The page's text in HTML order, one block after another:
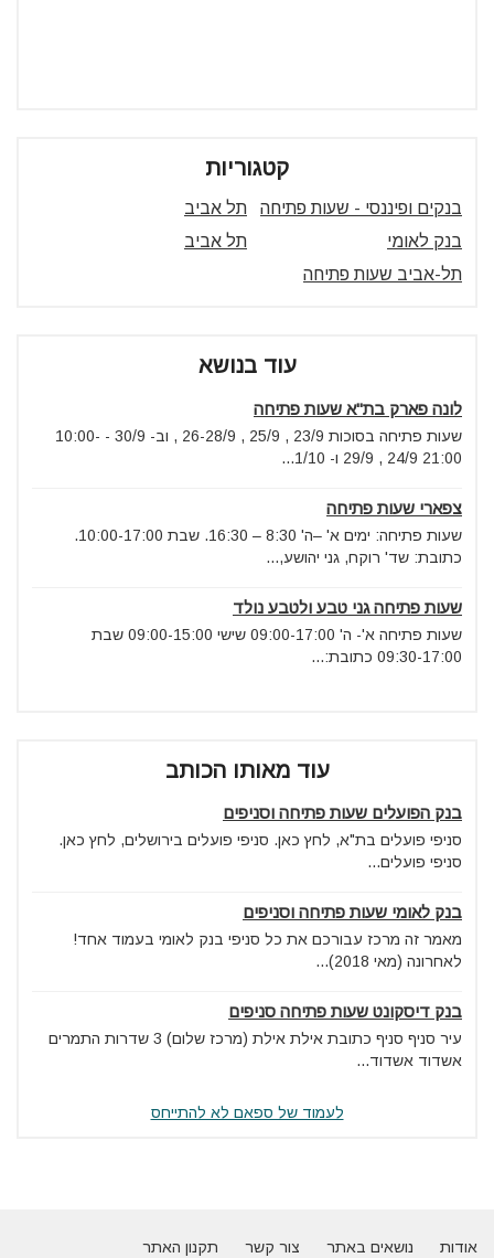
קטגוריות
בנקים ופיננסי - שעות פתיחה
תל אביב
בנק לאומי
תל אביב
תל-אביב שעות פתיחה
עוד בנושא
לונה פארק בת"א שעות פתיחה
שעות פתיחה בסוכות 23/9 , 25/9 , 26-28/9 , וב- 30/9 - 10:00-
21:00 24/9 , 29/9 ו- 1/10...
צפארי שעות פתיחה
שעות פתיחה: ימים א' –ה' 8:30 – 16:30. שבת 10:00-17:00.
כתובת: שד' רוקח, גני יהושע,...
שעות פתיחה גני טבע ולטבע נולד
שעות פתיחה א'- ה' 09:00-17:00 שישי 09:00-15:00 שבת
09:30-17:00 כתובת:...
עוד מאותו הכותב
בנק הפועלים שעות פתיחה וסניפים
סניפי פועלים בת"א, לחץ כאן. סניפי פועלים בירושלים, לחץ כאן.
סניפי פועלים...
בנק לאומי שעות פתיחה וסניפים
מאמר זה מרכז עבורכם את כל סניפי בנק לאומי בעמוד אחד!
לאחרונה (מאי 2018)...
בנק דיסקונט שעות פתיחה סניפים
עיר סניף סניף כתובת אילת אילת (מרכז שלום) 3 שדרות התמרים
אשדוד אשדוד...
לעמוד של ספאם לא להתייחס
אודות נושאים באתר צור קשר
תקנון האתר